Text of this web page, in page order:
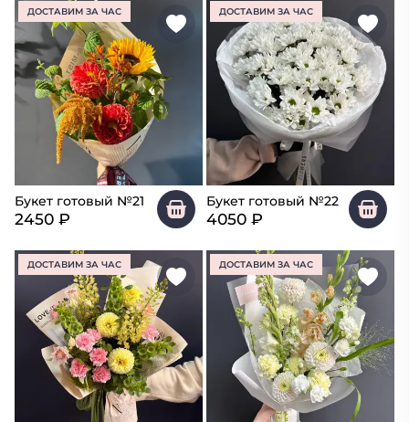
ДОСТАВИМ ЗА ЧАС
Букет готовый №21
2450 ₽
ДОСТАВИМ ЗА ЧАС
Букет готовый №22
4050 ₽
ДОСТАВИМ ЗА ЧАС ДОСТАВИМ ЗА ЧАС